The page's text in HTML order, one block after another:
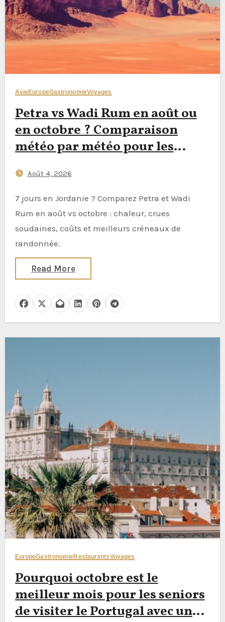
AsieEuropeGastronomieVoyages
Petra vs Wadi Rum en août ou
en octobre ? Comparaison
météo par météo pour les
itinéraire de 7 jours en
Jordanie
Août 4, 2026
7 jours en Jordanie ? Comparez Petra et Wadi
Rum en août vs octobre : chaleur, crues
soudaines, coûts et meilleurs créneaux de
randonnée.
Read More
EuropeGastronomieRestaurantsVoyages
Pourquoi octobre est le
meilleur mois pour les seniors
de visiter le Portugal avec un